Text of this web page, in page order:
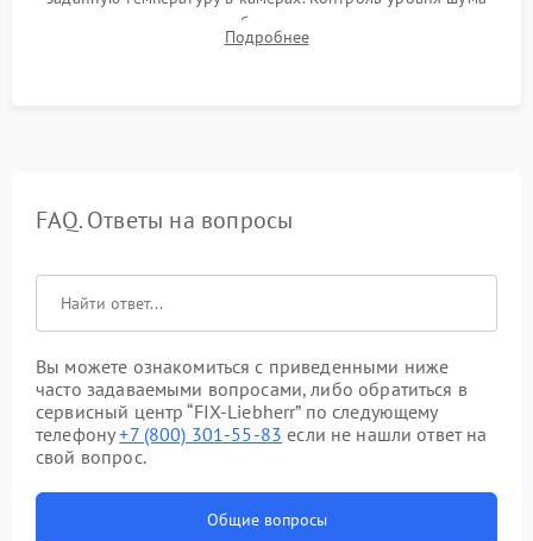
компрессора, отсутствия обмерзания стенок и корректного
срабатывания системы автоматической оттайки.
Подробнее
FAQ. Ответы на вопросы
Вы можете ознакомиться с приведенными ниже
часто задаваемыми вопросами, либо обратиться в
сервисный центр “FIX-Liebherr” по следующему
телефону+7 (800) 301-55-83 если не нашли ответ на
свой вопрос.
Общие вопросы